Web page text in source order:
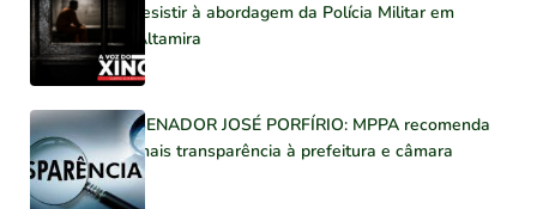
resistir à abordagem da Polícia Militar em
Altamira
SENADOR JOSÉ PORFÍRIO: MPPA recomenda
mais transparência à prefeitura e câmara